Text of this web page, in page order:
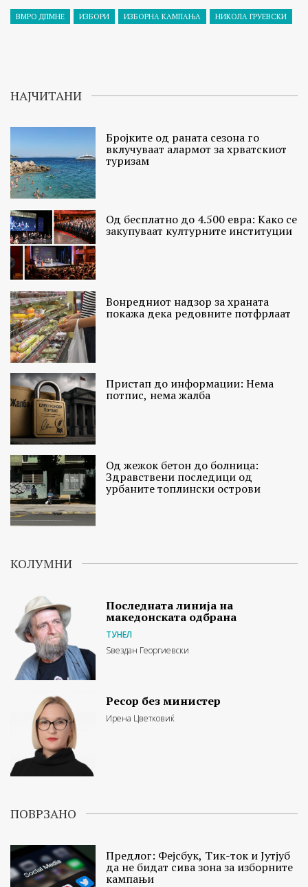
ВМРО ДПМНЕ ИЗБОРИ ИЗБОРНА КАМПАЊА НИКОЛА ГРУЕВСКИ
НАЈЧИТАНИ
Бројките од раната сезона го
вклучуваат алармот за хрватскиот
туризам
Од бесплатно до 4.500 евра: Како се
закупуваат културните институции
Вонредниот надзор за храната
покажа дека редовните потфрлаат
Пристап до информации: Нема
потпис, нема жалба
Од жежок бетон до болница:
Здравствени последици од
урбаните топлински острови
КОЛУМНИ
Последната линија на
македонската одбрана
ТУНЕЛ
Ѕвездан Георгиевски
Ресор без министер
Ирена Цветковиќ
ПОВРЗАНО
Предлог: Фејсбук, Тик-ток и Јутјуб
да не бидат сива зона за изборните
кампањи